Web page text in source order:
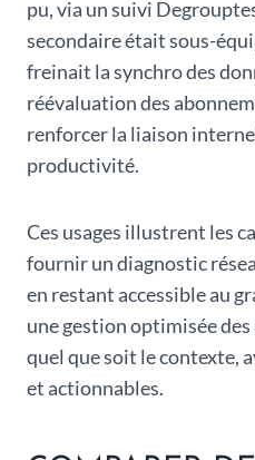
pu, via un suivi
secondaire était sous-
freinait la synchro des
réévaluation des
renforcer la liaison
productivité.
Ces usages illustrent les
fournir un diagnostic
en restant accessible au
une gestion optimisée
quel que soit le contexte,
et actionnables.